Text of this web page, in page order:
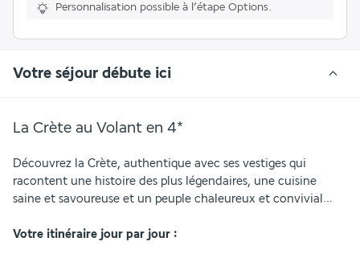
Personnalisation possible à l’étape Options.
Votre séjour débute ici
La Crète au Volant en 4*
Découvrez la Crète, authentique avec ses vestiges qui
racontent une histoire des plus légendaires, une cuisine
saine et savoureuse et un peuple chaleureux et convivial…
Votre itinéraire jour par jour :